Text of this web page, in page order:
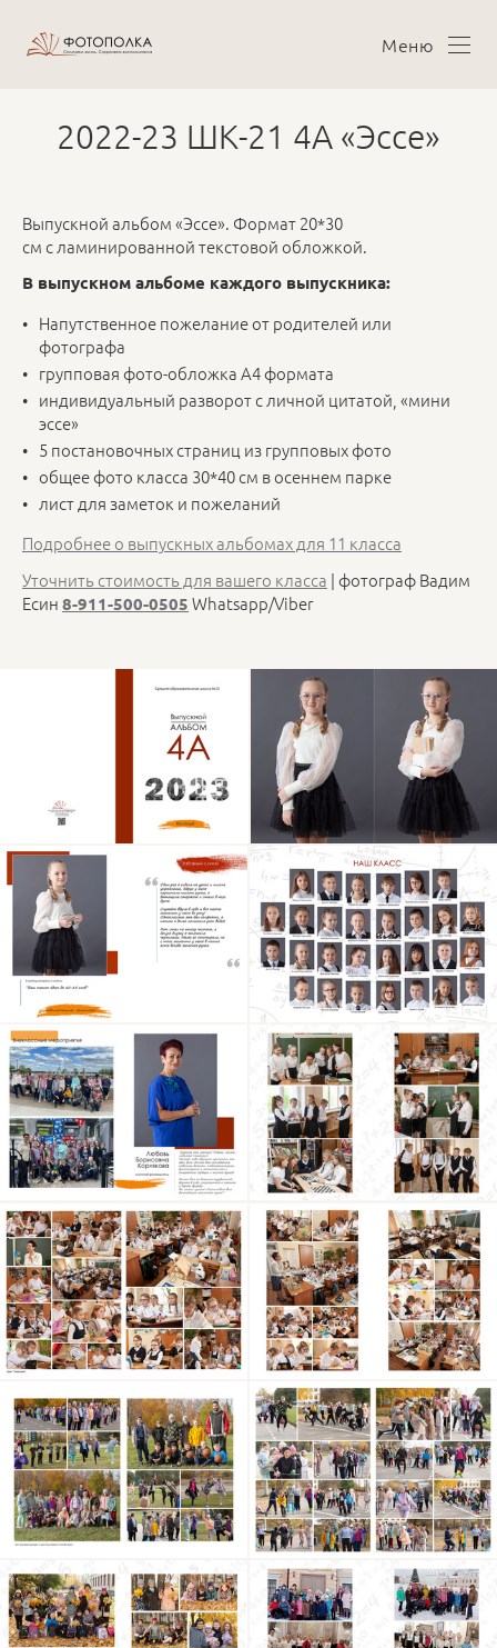
Меню
2022-23 ШК-21 4А «Эссе»
Выпускной альбом «Эссе». Формат 20*30
см с ламинированной текстовой обложкой.
В выпускном альбоме каждого выпускника:
Напутственное пожелание от родителей или
фотографа
групповая фото-обложка А4 формата
индивидуальный разворот с личной цитатой, «мини
эссе»
5 постановочных страниц из групповых фото
общее фото класса 30*40 см в осеннем парке
лист для заметок и пожеланий
Подробнее о выпускных альбомах для 11 класса
Уточнить стоимость для вашего класса | фотограф Вадим
Есин 8-911-500-0505 Whatsapp/Viber